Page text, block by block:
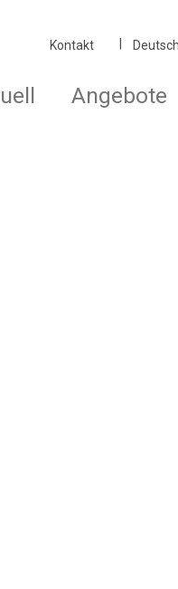
Kontakt
Angebote